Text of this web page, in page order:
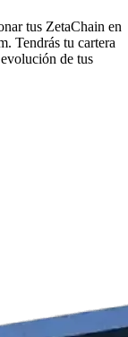
tus ZetaChain en
Tendrás tu cartera
de tus